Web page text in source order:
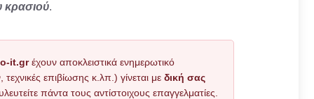
κρασιού.
it.grέχουν αποκλειστικά ενημερωτικό
επιβίωσης κ.λπ.) γίνεται με δική σας
πάντα τους αντίστοιχους επαγγελματίες.